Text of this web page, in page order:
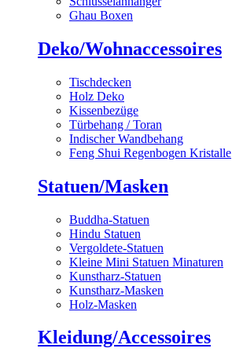
Ghau Boxen
Deko/Wohnaccessoires
Tischdecken
Holz Deko
Kissenbezüge
Türbehang / Toran
Indischer Wandbehang
Feng Shui Regenbogen Kristalle
Statuen/Masken
Buddha-Statuen
Hindu Statuen
Vergoldete-Statuen
Kleine Mini Statuen Minaturen
Kunstharz-Statuen
Kunstharz-Masken
Holz-Masken
Kleidung/Accessoires